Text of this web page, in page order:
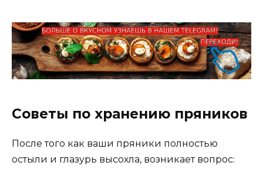
Советы по хранению пряников
После того как ваши пряники полностью
остыли и глазурь высохла, возникает вопрос: